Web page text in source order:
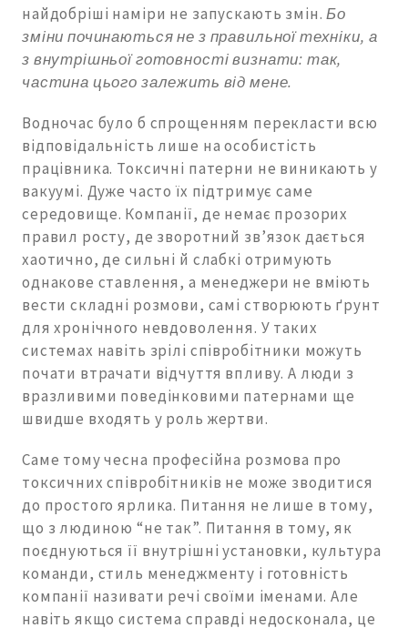
найдобріші наміри не запускають змін.Бо
зміни починаються не з правильної техніки, а
з внутрішньої готовності визнати: так,
частина цього залежить від мене.
Водночас було б спрощенням перекласти всю
відповідальність лише на особистість
працівника. Токсичні патерни не виникають у
вакуумі. Дуже часто їх підтримує саме
середовище. Компанії, де немає прозорих
правил росту, де зворотний зв’язок дається
хаотично, де сильні й слабкі отримують
однакове ставлення, а менеджери не вміють
вести складні розмови, самі створюють ґрунт
для хронічного невдоволення. У таких
системах навіть зрілі співробітники можуть
почати втрачати відчуття впливу. А люди з
вразливими поведінковими патернами ще
швидше входять у роль жертви.
Саме тому чесна професійна розмова про
токсичних співробітників не може зводитися
до простого ярлика. Питання не лише в тому,
що з людиною “не так”. Питання в тому, як
поєднуються її внутрішні установки, культура
команди, стиль менеджменту і готовність
компанії називати речі своїми іменами. Але
навіть якщо система справді недосконала, це